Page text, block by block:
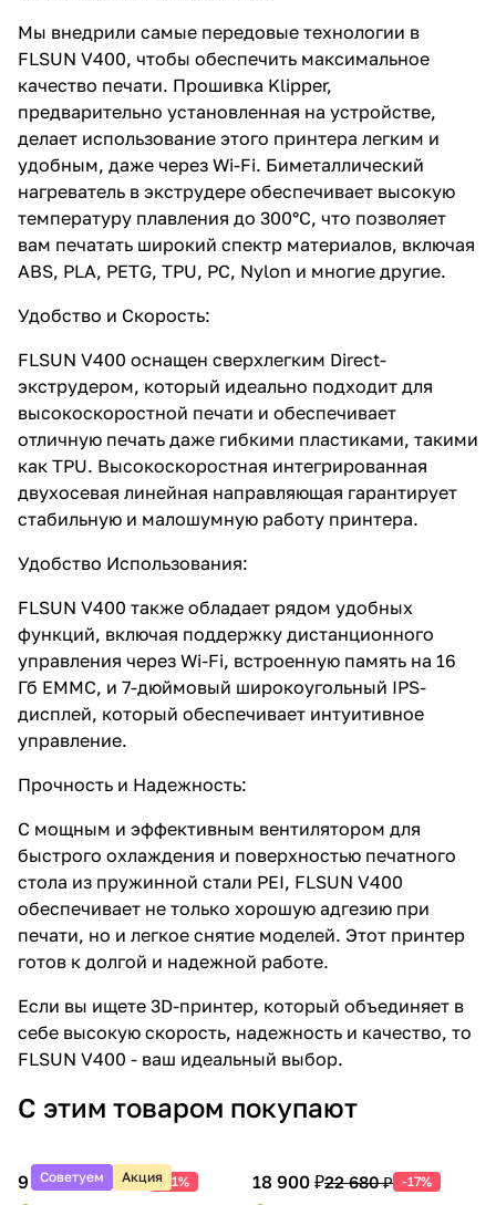
Мы внедрили самые передовые технологии в
FLSUN V400, чтобы обеспечить максимальное
качество печати. Прошивка Klipper,
предварительно установленная на устройстве,
делает использование этого принтера легким и
удобным, даже через Wi-Fi. Биметаллический
нагреватель в экструдере обеспечивает высокую
температуру плавления до 300°C, что позволяет
вам печатать широкий спектр материалов, включая
ABS, PLA, PETG, TPU, PC, Nylon и многие другие.
Удобство и Скорость:
FLSUN V400 оснащен сверхлегким Direct-
экструдером, который идеально подходит для
высокоскоростной печати и обеспечивает
отличную печать даже гибкими пластиками, такими
как TPU. Высокоскоростная интегрированная
двухосевая линейная направляющая гарантирует
стабильную и малошумную работу принтера.
Удобство Использования:
FLSUN V400 также обладает рядом удобных
функций, включая поддержку дистанционного
управления через Wi-Fi, встроенную память на 16
Гб EMMC, и 7-дюймовый широкоугольный IPS-
дисплей, который обеспечивает интуитивное
управление.
Прочность и Надежность:
С мощным и эффективным вентилятором для
быстрого охлаждения и поверхностью печатного
стола из пружинной стали PEI, FLSUN V400
обеспечивает не только хорошую адгезию при
печати, но и легкое снятие моделей. Этот принтер
готов к долгой и надежной работе.
Если вы ищете 3D-принтер, который объединяет в
себе высокую скорость, надежность и качество, то
FLSUN V400 - ваш идеальный выбор.
С этим товаром покупают
Советуем Акция
9 990 ₽20 388 ₽ -51% 18 900 ₽22 680 ₽ -17%